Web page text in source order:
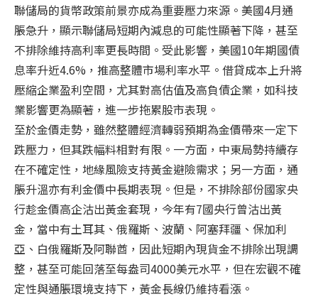
聯儲局的貨幣政策前景亦成為重要壓力來源。美國4月通
脹急升，顯示聯儲局短期內減息的可能性顯著下降，甚至
不排除維持高利率更長時間。受此影響，美國10年期國債
息率升近4.6%，推高整體市場利率水平。借貸成本上升將
壓縮企業盈利空間，尤其對高估值及高負債企業，如科技
業影響更為顯著，進一步拖累股市表現。
至於金價走勢，雖然整體經濟轉弱預期為金價帶來一定下
跌壓力，但其跌幅料相對有限。一方面，中東局勢持續存
在不確定性，地緣風險支持黃金避險需求；另一方面，通
脹升溫亦有利金價中長期表現。但是，不排除部份國家央
行趁金價高企沽出黃金套現，今年有7國央行曾沽出黃
金，當中有土耳其、俄羅斯、波蘭、阿塞拜疆、保加利
亞、白俄羅斯及阿聯酋，因此短期內現貨金不排除出現調
整，甚至可能回落至每盎司4000美元水平，但在宏觀不確
定性與通脹環境支持下，黃金長線仍維持看漲。